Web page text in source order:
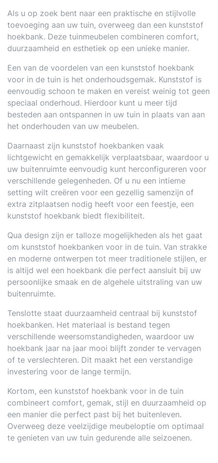
Als u op zoek bent naar een praktische en stijlvolle
toevoeging aan uw tuin, overweeg dan een kunststof
hoekbank. Deze tuinmeubelen combineren comfort,
duurzaamheid en esthetiek op een unieke manier.
Een van de voordelen van een kunststof hoekbank
voor in de tuin is het onderhoudsgemak. Kunststof is
eenvoudig schoon te maken en vereist weinig tot geen
speciaal onderhoud. Hierdoor kunt u meer tijd
besteden aan ontspannen in uw tuin in plaats van aan
het onderhouden van uw meubelen.
Daarnaast zijn kunststof hoekbanken vaak
lichtgewicht en gemakkelijk verplaatsbaar, waardoor u
uw buitenruimte eenvoudig kunt herconfigureren voor
verschillende gelegenheden. Of u nu een intieme
setting wilt creëren voor een gezellig samenzijn of
extra zitplaatsen nodig heeft voor een feestje, een
kunststof hoekbank biedt flexibiliteit.
Qua design zijn er talloze mogelijkheden als het gaat
om kunststof hoekbanken voor in de tuin. Van strakke
en moderne ontwerpen tot meer traditionele stijlen, er
is altijd wel een hoekbank die perfect aansluit bij uw
persoonlijke smaak en de algehele uitstraling van uw
buitenruimte.
Tenslotte staat duurzaamheid centraal bij kunststof
hoekbanken. Het materiaal is bestand tegen
verschillende weersomstandigheden, waardoor uw
hoekbank jaar na jaar mooi blijft zonder te vervagen
of te verslechteren. Dit maakt het een verstandige
investering voor de lange termijn.
Kortom, een kunststof hoekbank voor in de tuin
combineert comfort, gemak, stijl en duurzaamheid op
een manier die perfect past bij het buitenleven.
Overweeg deze veelzijdige meubeloptie om optimaal
te genieten van uw tuin gedurende alle seizoenen.